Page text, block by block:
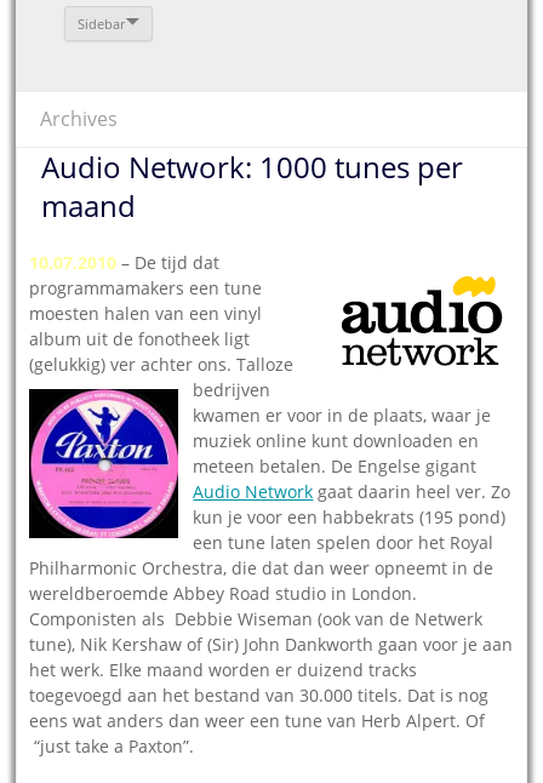
Sidebar
Archives
Audio Network: 1000 tunes per
maand
10.07.2010 – De tijd dat
programmamakers een tune
moesten halen van een vinyl
album uit de fonotheek ligt
(gelukkig) ver achter ons.Talloze
bedrijven
kwamen er voor in de plaats, waar je
muziek online kunt downloaden en
meteen betalen. De Engelse gigant
Audio Network gaat daarin heel ver. Zo
kun je voor een habbekrats (195 pond)
een tune laten spelen door het Royal
Philharmonic Orchestra, die dat dan weer opneemt in de
wereldberoemde Abbey Road studio in London.
Componisten als Debbie Wiseman (ook van de Netwerk
tune), Nik Kershaw of (Sir) John Dankworth gaan voor je aan
het werk. Elke maand worden er duizend tracks
toegevoegd aan het bestand van 30.000 titels. Dat is nog
eens wat anders dan weer een tune van Herb Alpert. Of
“just take a Paxton”.